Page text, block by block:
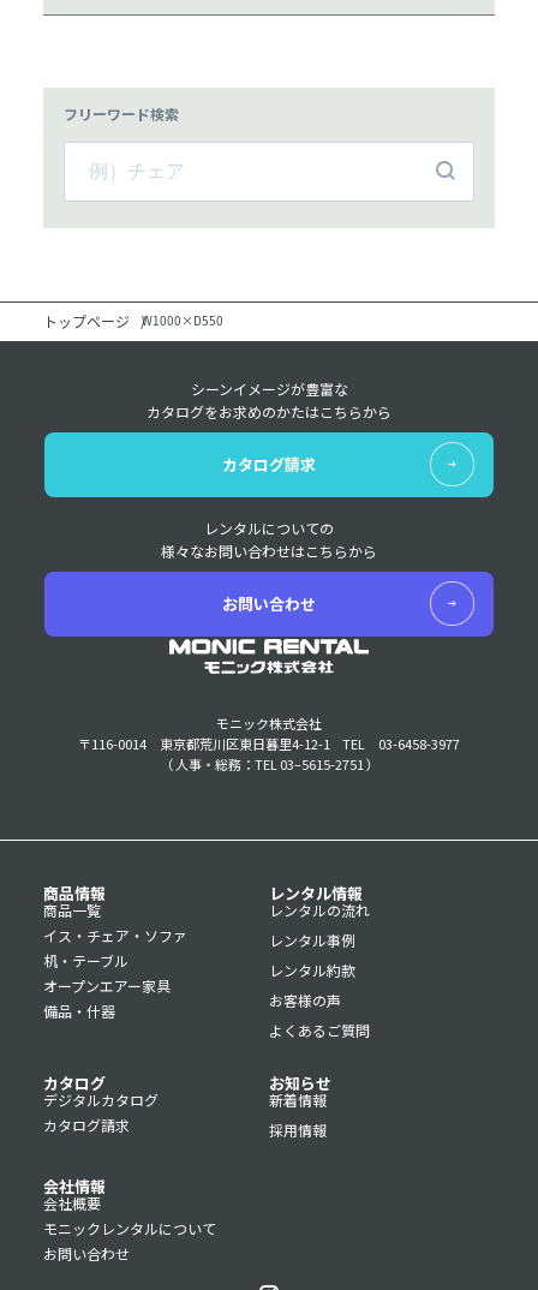
フリーワード検索
トップページ W1000×D550
モニック株式会社
〒116-0014 東京都荒川区東日暮里4-12-1
TEL 03-6458-3977
（ 人事・総務：TEL 03–5615-2751 ）
シーンイメージが豊富な
カタログをお求めのかたはこちらから
カタログ請求
レンタルについての
様々なお問い合わせはこちらから
お問い合わせ
商品情報
商品一覧
イス・チェア・ソファ
机・テーブル
オープンエアー家具
備品・什器
レンタル情報
レンタルの流れ
レンタル事例
レンタル約款
お客様の声
よくあるご質問
カタログ
デジタルカタログ
カタログ請求
お知らせ
新着情報
採用情報
会社情報
会社概要
モニックレンタルについて
お問い合わせ